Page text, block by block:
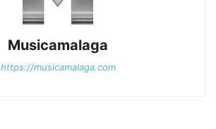
Musicamalaga
https://musicamalaga.com